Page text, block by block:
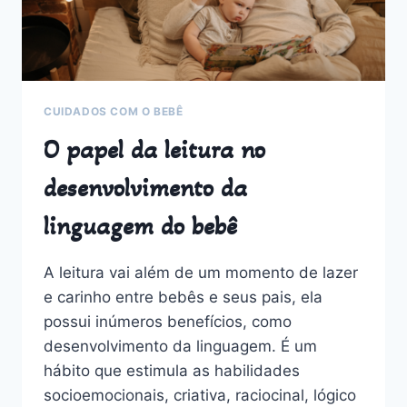
CUIDADOS COM O BEBÊ
O papel da leitura no
desenvolvimento da
linguagem do bebê
A leitura vai além de um momento de lazer
e carinho entre bebês e seus pais, ela
possui inúmeros benefícios, como
desenvolvimento da linguagem. É um
hábito que estimula as habilidades
socioemocionais, criativa, raciocinal, lógico